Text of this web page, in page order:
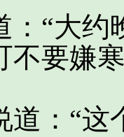
“大约
不要嫌
：“这